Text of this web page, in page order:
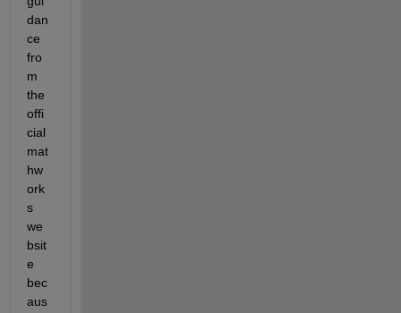
dan
ce
fro
m
the
offi
cial
mat
hw
ork
s
we
bsit
e
bec
aus